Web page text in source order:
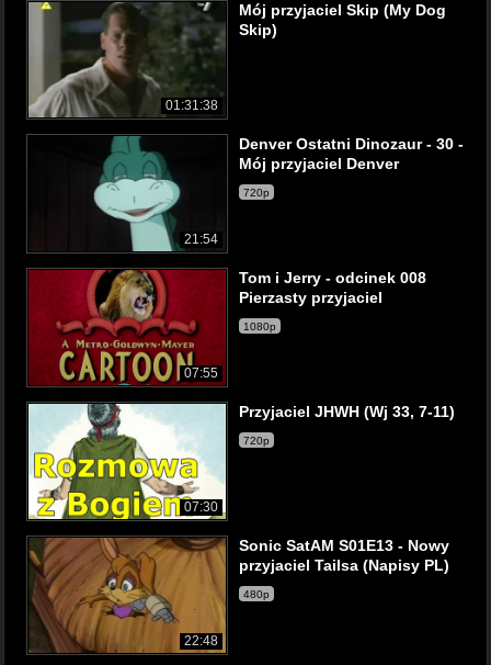
01:31:38
Mój przyjaciel Skip (My Dog
Skip)
21:54
Denver Ostatni Dinozaur - 30 -
Mój przyjaciel Denver
720p
07:55
Tom i Jerry - odcinek 008
Pierzasty przyjaciel
1080p
07:30
Przyjaciel JHWH (Wj 33, 7-11)
720p
22:48
Sonic SatAM S01E13 - Nowy
przyjaciel Tailsa (Napisy PL)
480p